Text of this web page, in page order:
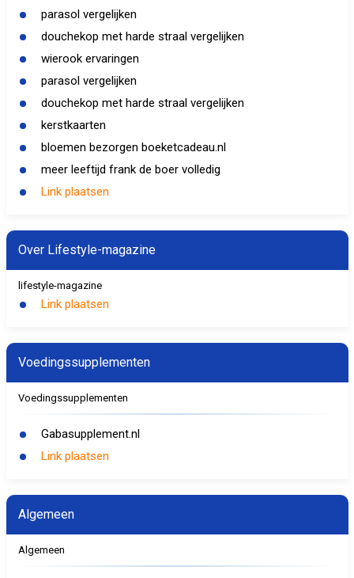
parasol vergelijken
douchekop met harde straal vergelijken
wierook ervaringen
parasol vergelijken
douchekop met harde straal vergelijken
kerstkaarten
bloemen bezorgen boeketcadeau.nl
meer leeftijd frank de boer volledig
Link plaatsen
Over Lifestyle-magazine
lifestyle-magazine
Link plaatsen
Voedingssupplementen
Voedingssupplementen
Gabasupplement.nl
Link plaatsen
Algemeen
Algemeen